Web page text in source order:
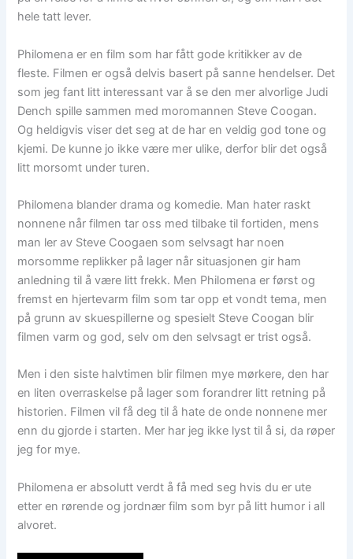
hele tatt lever.
Philomena er en film som har fått gode kritikker av de
fleste. Filmen er også delvis basert på sanne hendelser. Det
som jeg fant litt interessant var å se den mer alvorlige Judi
Dench spille sammen med moromannen Steve Coogan.
Og heldigvis viser det seg at de har en veldig god tone og
kjemi. De kunne jo ikke være mer ulike, derfor blir det også
litt morsomt under turen.
Philomena blander drama og komedie. Man hater raskt
nonnene når filmen tar oss med tilbake til fortiden, mens
man ler av Steve Coogaen som selvsagt har noen
morsomme replikker på lager når situasjonen gir ham
anledning til å være litt frekk. Men Philomena er først og
fremst en hjertevarm film som tar opp et vondt tema, men
på grunn av skuespillerne og spesielt Steve Coogan blir
filmen varm og god, selv om den selvsagt er trist også.
Men i den siste halvtimen blir filmen mye mørkere, den har
en liten overraskelse på lager som forandrer litt retning på
historien. Filmen vil få deg til å hate de onde nonnene mer
enn du gjorde i starten. Mer har jeg ikke lyst til å si, da røper
jeg for mye.
Philomena er absolutt verdt å få med seg hvis du er ute
etter en rørende og jordnær film som byr på litt humor i all
alvoret.